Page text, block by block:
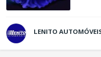
LENITO